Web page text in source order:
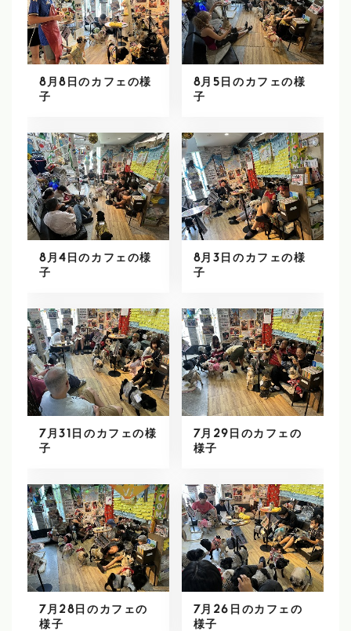
8月8日のカフェの様
子
8月5日のカフェの様
子
8月4日のカフェの様
子
8月3日のカフェの様
子
7月31日のカフェの様
子
7月29日のカフェの
様子
7月28日のカフェの
様子
7月26日のカフェの
様子